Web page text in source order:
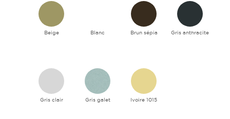
Beige Blanc Brun sépia Gris anthracite
Gris clair Gris galet Ivoire 1015